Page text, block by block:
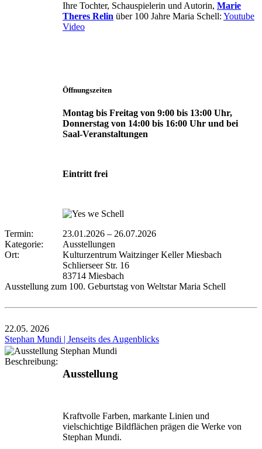
Ihre Tochter, Schauspielerin und Autorin, Marie
Theres Relin über 100 Jahre Maria Schell: Youtube
Video
Öffnungszeiten
Montag bis Freitag von 9:00 bis 13:00 Uhr,
Donnerstag von 14:00 bis 16:00 Uhr und bei
Saal-Veranstaltungen
Eintritt frei
Termin: 23.01.2026 – 26.07.2026
Kategorie:
Ausstellungen
Ort:
Kulturzentrum Waitzinger Keller Miesbach
Schlierseer Str. 16
83714 Miesbach
Ausstellung zum 100. Geburtstag von Weltstar Maria Schell
22.05. 2026
Stephan Mundi | Jenseits des Augenblicks
Beschreibung:
Ausstellung
Kraftvolle Farben, markante Linien und
vielschichtige Bildflächen prägen die Werke von
Stephan Mundi.